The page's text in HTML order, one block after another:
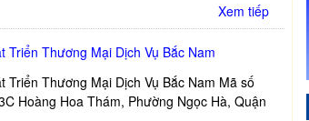
Xem tiếp
Triển Thương Mại Dịch Vụ Bắc Nam
Triển Thương Mại Dịch Vụ Bắc Nam Mã số
Hoàng Hoa Thám, Phường Ngọc Hà, Quận